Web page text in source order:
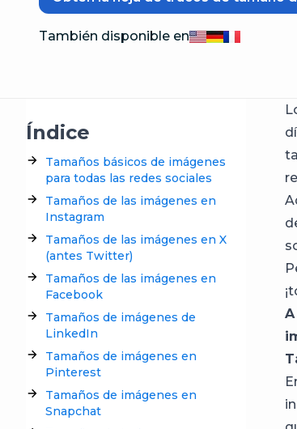
También disponible enEnglish
Deutsch
Français
Índice
Tamaños básicos de imágenes
para todas las redes sociales
Tamaños de las imágenes en
Instagram
Tamaños de las imágenes en X
(antes Twitter)
Tamaños de las imágenes en
Facebook
Tamaños de imágenes de
LinkedIn
Tamaños de imágenes en
Pinterest
Tamaños de imágenes en
Snapchat